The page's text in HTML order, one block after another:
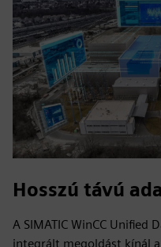
Hosszú távú
A SIMATIC WinCC Unified
integrált megoldást kínál